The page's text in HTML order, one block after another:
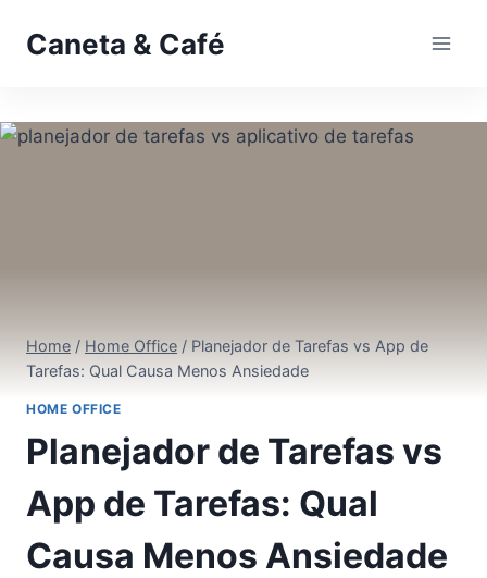
paraCaneta & Café
Home / Home Office / Planejador de Tarefas vs App de
Tarefas: Qual Causa Menos Ansiedade
HOME OFFICE
Planejador de Tarefas vs
App de Tarefas: Qual
Causa Menos Ansiedade